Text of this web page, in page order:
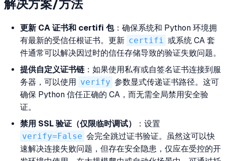
解决方案/方法
更新 CA 证书和 certifi 包：确保系统和 Python 环境拥
有最新的受信任根证书。更新 certifi 或系统 CA 套
件通常可以解决因过时的信任存储导致的验证失败问题。
提供自定义证书链 ：如果使用私有或自签名证书连接到服
务器，可以使用
verify 参数显式传递证书路径。这可
确保 Python 信任正确的 CA，而无需全局禁用安全验
证。
禁用 SSL 验证（仅限临时调试）
：设置
verify=False 会完全跳过证书验证。虽然这可以快
速解决连接失败问题，但存在安全隐患，仅应在受控的开